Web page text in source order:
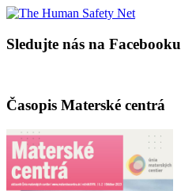
Sledujte nás na Facebooku
Časopis Materské centrá